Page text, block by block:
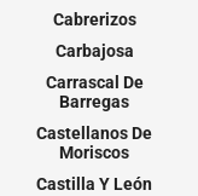
Cabrerizos
Carbajosa
Carrascal De
Barregas
Castellanos De
Moriscos
Castilla Y León